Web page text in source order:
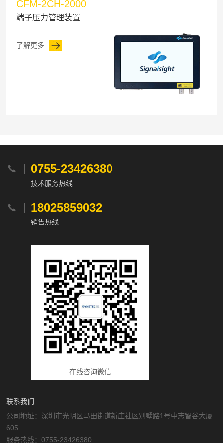
CFM-2CH-2000
端子压力管理装置
了解更多
 0755-23426380
技术服务热线
 18025859032
销售热线
在线咨询微信
联系我们
公司地址：深圳市光明区马田街道新庄社区别墅路1号中志智谷大厦
605
服务热线：0755-23426380